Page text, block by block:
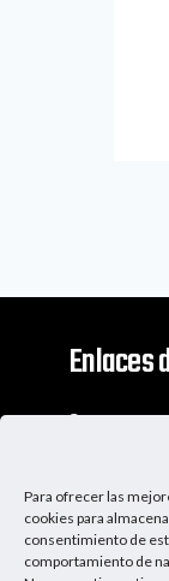
Para ofrecer las
cookies para
consentimiento de
comportamiento de
Enlaces
Contacto
Descargo
Apoya
Ser